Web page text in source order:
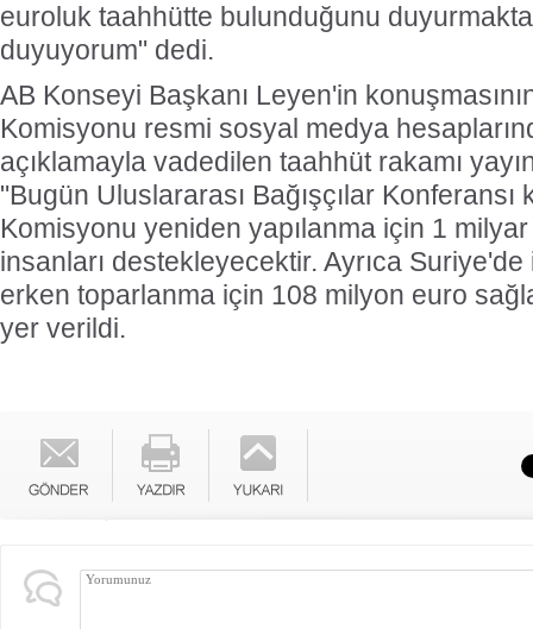
euroluk taahhütte bulunduğunu
duyuyorum" dedi.
AB Konseyi Başkanı Leyen'in
Komisyonu resmi sosyal medya
açıklamayla vadedilen taahhüt rakamı
"Bugün Uluslararası Bağışçılar Konferansı
Komisyonu yeniden yapılanma için 1
insanları destekleyecektir. Ayrıca
erken toparlanma için 108 milyon euro
yer verildi.